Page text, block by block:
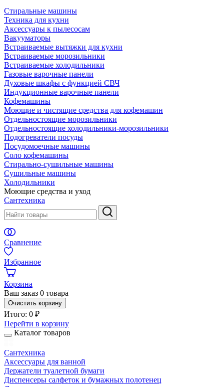
Стиральные машины
Техника для кухни
Аксессуары к пылесосам
Вакууматоры
Встраиваемые вытяжки для кухни
Встраиваемые морозильники
Встраиваемые холодильники
Газовые варочные панели
Духовые шкафы с функцией СВЧ
Индукционные варочные панели
Кофемашины
Моющие и чистящие средства для кофемашин
Отдельностоящие морозильники
Отдельностоящие холодильники-морозильники
Подогреватели посуды
Посудомоечные машины
Соло кофемашины
Стирально-сушильные машины
Сушильные машины
Холодильники
Моющие средства и уход
Сантехника
Сравнение
Избранное
Корзина
Ваш заказ 0 товара
Очистить корзину
Итого: 0 ₽
Перейти в корзину
Каталог товаров
Сантехника
Аксессуары для ванной
Держатели туалетной бумаги
Диспенсеры салфеток и бумажных полотенец